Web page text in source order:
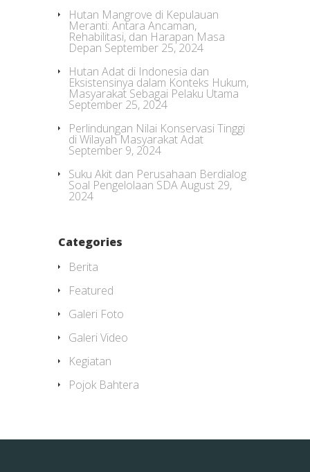
Hutan Mangrove di Kepulauan
Meranti: Antara Ancaman,
Rehabilitasi, dan Harapan Masa
Depan September 25, 2024
Hutan Adat di Indonesia dan
Eksistensinya dalam Konteks Hukum,
Masyarakat Sebagai Pelaku Utama
September 25, 2024
Perlindungan Nilai Konservasi Tinggi
di Wilayah Masyarakat Adat
September 9, 2024
Suku Akit dan Perusahaan Berdialog
Soal Pengelolaan SDAAugust 29,
2024
Categories
Berita
Featured
Galeri Foto
Galeri Video
Kegiatan
Pojok Bahtera